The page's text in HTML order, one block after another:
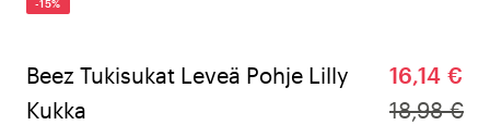
-15%
Beez Tukisukat Leveä Pohje Lilly
Kukka
16,14 €
18,98 €